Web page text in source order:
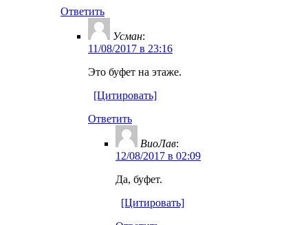
Ответить
Усман:
11/08/2017 в 23:16
Это буфет на этаже.
[Цитировать]
Ответить
ВиоЛав:
12/08/2017 в 02:09
Да, буфет.
[Цитировать]